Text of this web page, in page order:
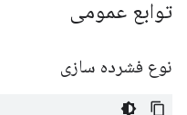
توابع عمومی
نوع فشرده سازی